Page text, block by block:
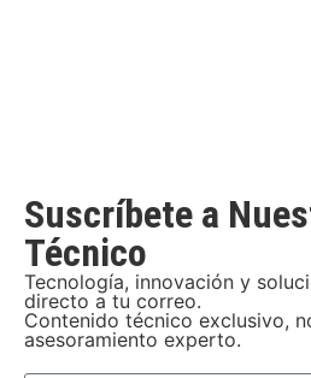
Suscríbete a
Técnico
Tecnología, innovación y
directo a tu correo.
Contenido técnico exclusivo,
asesoramiento experto.